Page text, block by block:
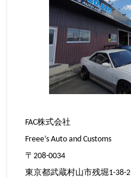
FAC株式会社
Freee’s Auto and Customs
〒208-0034
東京都武蔵村山市残堀1-38-2